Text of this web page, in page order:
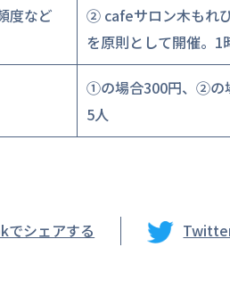
度など
② cafeサロン木もれ
を原則として開催。1
①の場合300円、②の
5人
でシェアする